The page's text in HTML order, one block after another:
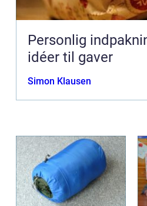
Personlig
idéer til gaver
Simon Klausen